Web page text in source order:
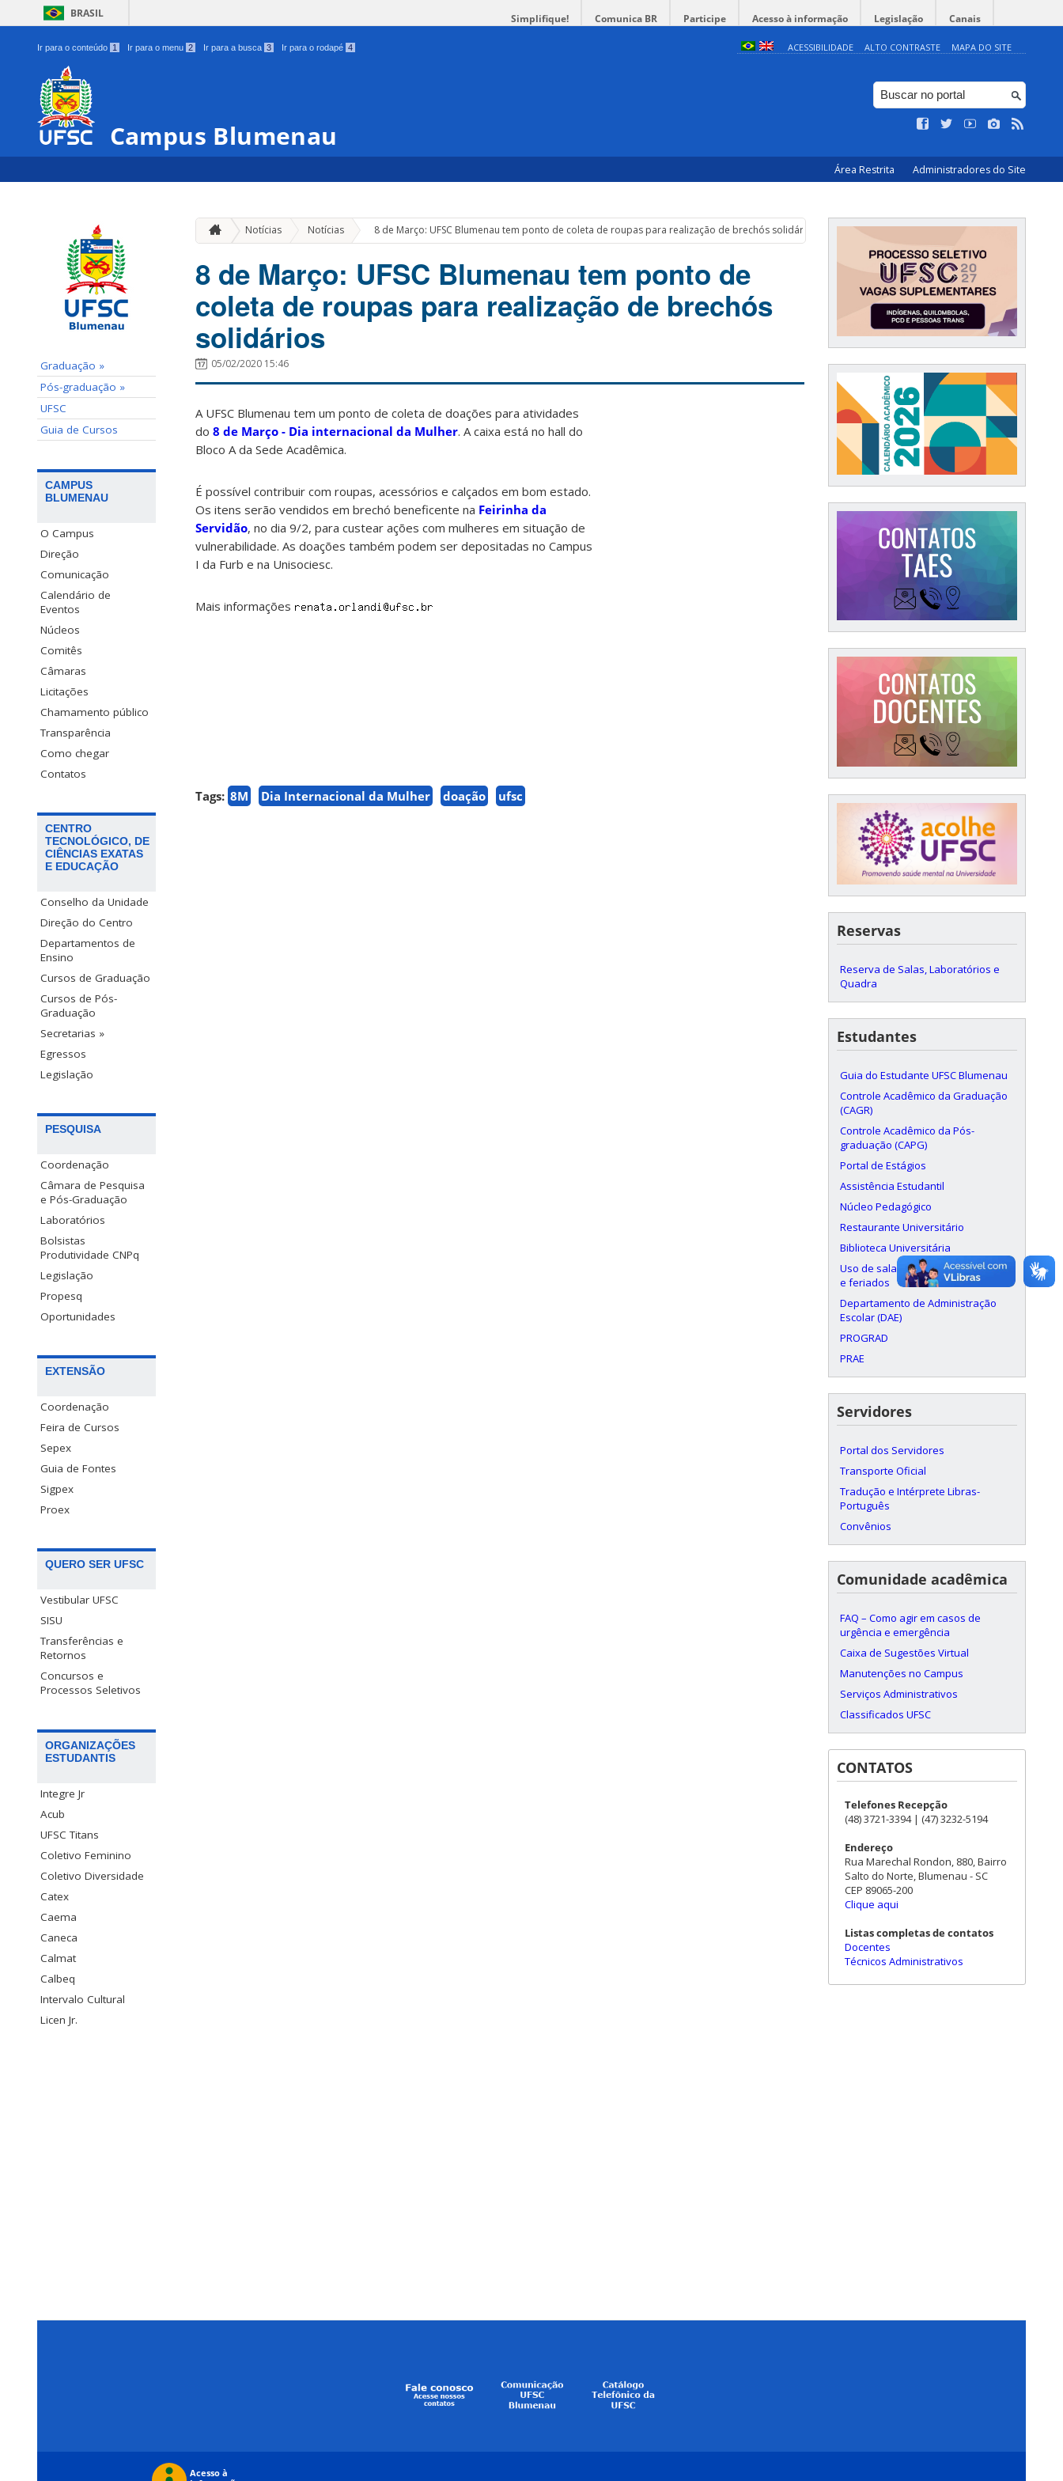
BRASIL Simplifique! Comunica BR Participe Acesso à informação Legislação Canais
Ir para o conteúdo 1 Ir para o menu 2 Ir para a busca 3 Ir para o rodapé 4 ACESSIBILIDADE ALTO CONTRASTE MAPA DO SITE
Campus Blumenau
Área Restrita Administradores do Site
Graduação »
Pós-graduação »
UFSC
Guia de Cursos
CAMPUS
BLUMENAU
O Campus
Direção
Comunicação
Calendário de
Eventos
Núcleos
Comitês
Câmaras
Licitações
Chamamento público
Transparência
Como chegar
Contatos
CENTRO
TECNOLÓGICO, DE
CIÊNCIAS EXATAS
E EDUCAÇÃO
Conselho da Unidade
Direção do Centro
Departamentos de
Ensino
Cursos de Graduação
Cursos de Pós-
Graduação
Secretarias »
Egressos
Legislação
PESQUISA
Coordenação
Câmara de Pesquisa
e Pós-Graduação
Laboratórios
Bolsistas
Produtividade CNPq
Legislação
Propesq
Oportunidades
EXTENSÃO
Coordenação
Feira de Cursos
Sepex
Guia de Fontes
Sigpex
Proex
QUERO SER UFSC
Vestibular UFSC
SISU
Transferências e
Retornos
Concursos e
Processos Seletivos
ORGANIZAÇÕES
ESTUDANTIS
Integre Jr
Acub
UFSC Titans
Coletivo Feminino
Coletivo Diversidade
Catex
Caema
Caneca
Calmat
Calbeq
Intervalo Cultural
Licen Jr.
Notícias Notícias » 8 de Março: UFSC Blumenau tem ponto de coleta de roupas para realização de brechós solidários
8 de Março: UFSC Blumenau tem ponto de
coleta de roupas para realização de brechós
solidários
05/02/2020 15:46
A UFSC Blumenau tem um ponto de coleta de doações para atividades
do 8 de Março - Dia internacional da Mulher. A caixa está no hall do
Bloco A da Sede Acadêmica.
É possível contribuir com roupas, acessórios e calçados em bom estado.
Os itens serão vendidos em brechó beneficente na Feirinha da
Servidão, no dia 9/2, para custear ações com mulheres em situação de
vulnerabilidade. As doações também podem ser depositadas no Campus
I da Furb e na Unisociesc.
Mais informações
Tags: 8M Dia Internacional da Mulher doação ufsc
Reservas
Reserva de Salas, Laboratórios e
Quadra
Estudantes
Guia do Estudante UFSC Blumenau
Controle Acadêmico da Graduação
(CAGR)
Controle Acadêmico da Pós-
graduação (CAPG)
Portal de Estágios
Assistência Estudantil
Núcleo Pedagógico
Restaurante Universitário
Biblioteca Universitária
Uso de salas aos finais de semana
e feriados
Departamento de Administração
Escolar (DAE)
PROGRAD
PRAE
Servidores
Portal dos Servidores
Transporte Oficial
Tradução e Intérprete Libras-
Português
Convênios
Comunidade acadêmica
FAQ – Como agir em casos de
urgência e emergência
Caixa de Sugestões Virtual
Manutenções no Campus
Serviços Administrativos
Classificados UFSC
CONTATOS
Telefones Recepção
(48) 3721-3394 | (47) 3232-5194
Endereço
Rua Marechal Rondon, 880, Bairro
Salto do Norte, Blumenau - SC
CEP 89065-200
Clique aqui
Listas completas de contatos
Docentes
Técnicos Administrativos